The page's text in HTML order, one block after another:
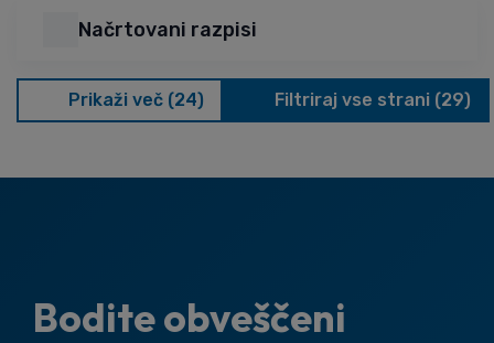
Načrtovani razpisi
Prikaži več (24) Filtriraj vse strani (29)
Bodite obveščeni